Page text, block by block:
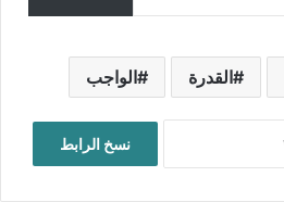
القدرة الواجب
نسخ الرابط